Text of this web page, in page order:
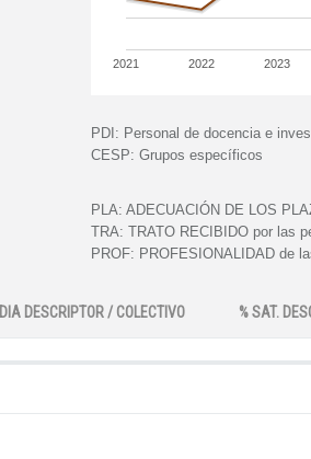
2021 2022 2023
PDI: Personal de docencia e
CESP: Grupos específicos
PLA: ADECUACIÓN DE LOS
TRA: TRATO RECIBIDO por las
PROF: PROFESIONALIDAD de
DESCRIPTOR / COLECTIVO % SAT.